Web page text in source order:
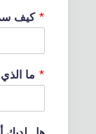
كيف سمعت عن المبادرة الرمضانية؟ *
*